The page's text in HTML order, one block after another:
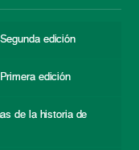
edición
edición
de la historia de